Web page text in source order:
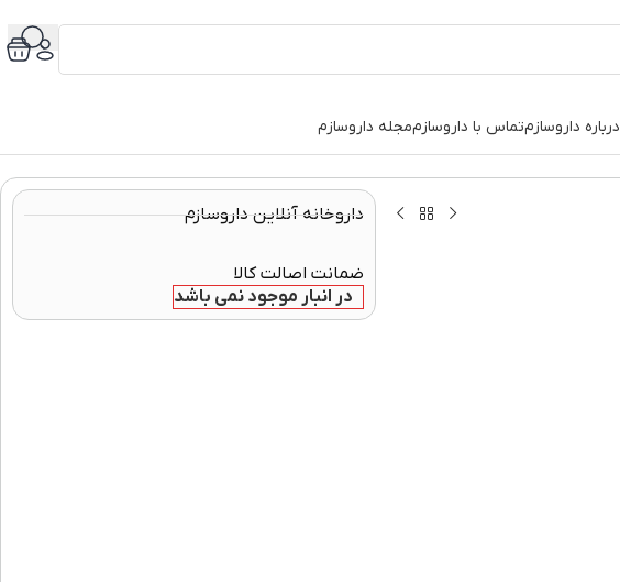
درباره داروسازمتماس با داروسازممجله داروسازم
داروخانه آنلاین داروسازم
ضمانت اصالت کالا
در انبار موجود نمی باشد